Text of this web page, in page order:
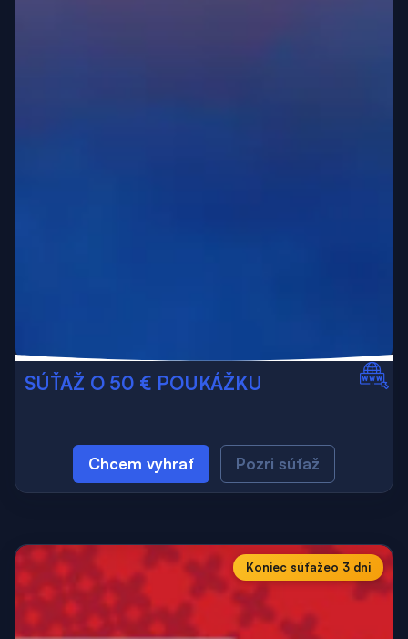
SÚŤAŽ O 50 € POUKÁŽKU
Chcem vyhrať Pozri súťaž
Koniec súťažeo 3 dni